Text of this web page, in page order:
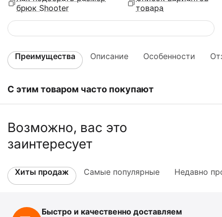
брюк Shooter
товара
Преимущества Описание Особенности
С этим товаром часто покупают
Возможно, вас это
заинтересует
Хиты продаж Самые популярные Недавно
Быстро и качественно доставляем